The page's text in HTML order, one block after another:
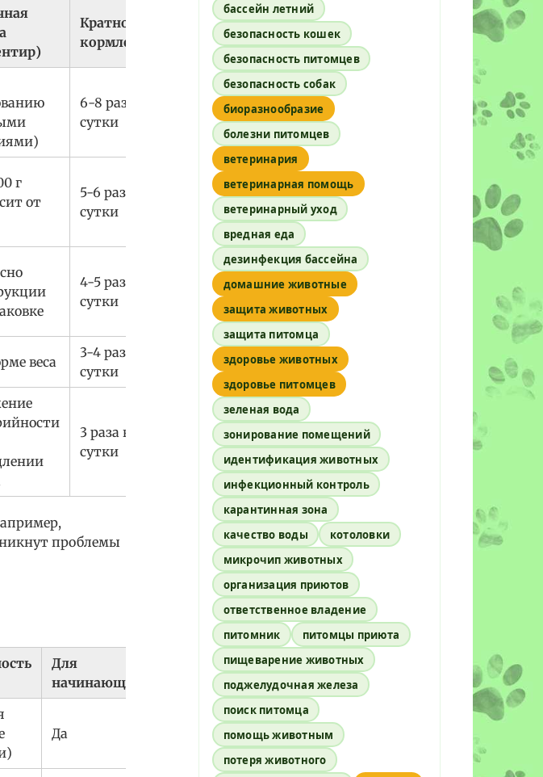
Кратность
кормления
6-8 раз в
сутки
г
от
5-6 раз в
сутки
4-5 раз в
сутки
веса
3-4 раза в
сутки
3 раза в
сутки
проблемы
Для
начинающих
Да
бассейн летний
безопасность кошек
безопасность питомцев
безопасность собак
биоразнообразие
болезни питомцев
ветеринария
ветеринарная помощь
ветеринарный уход
вредная еда
дезинфекция бассейна
домашние животные
защита животных
защита питомца
здоровье животных
здоровье питомцев
зеленая вода
зонирование помещений
идентификация животных
инфекционный контроль
карантинная зона
качество воды
котоловки
микрочип животных
организация приютов
ответственное владение
питомник
питомцы приюта
пищеварение животных
поджелудочная железа
поиск питомца
помощь животным
потеря животного